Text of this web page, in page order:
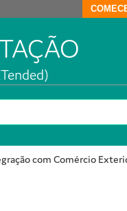
com Comércio